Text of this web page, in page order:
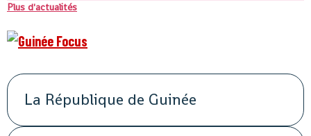
Plus d'actualités
La République de Guinée